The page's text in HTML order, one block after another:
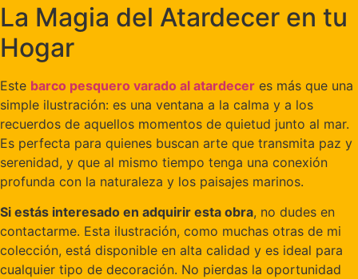
La Magia del Atardecer en tu
Hogar
Este barco pesquero varado al atardecer es más que una
simple ilustración: es una ventana a la calma y a los
recuerdos de aquellos momentos de quietud junto al mar.
Es perfecta para quienes buscan arte que transmita paz y
serenidad, y que al mismo tiempo tenga una conexión
profunda con la naturaleza y los paisajes marinos.
Si estás interesado en adquirir esta obra, no dudes en
contactarme. Esta ilustración, como muchas otras de mi
colección, está disponible en alta calidad y es ideal para
cualquier tipo de decoración. No pierdas la oportunidad